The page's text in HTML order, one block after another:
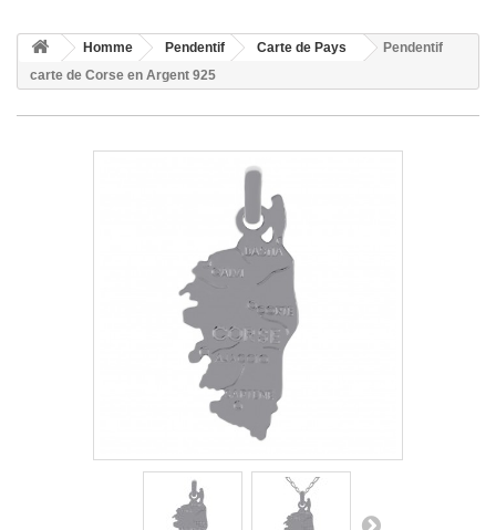
Homme Pendentif Carte de Pays
Pendentif
carte de Corse en Argent 925